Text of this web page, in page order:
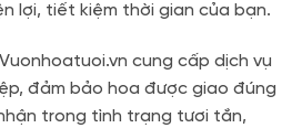
lợi, tiết kiệm thời gian của bạn.
Vuonhoatuoi.vn cung cấp dịch vụ
đảm bảo hoa được giao đúng
trong tình trạng tươi tắn,